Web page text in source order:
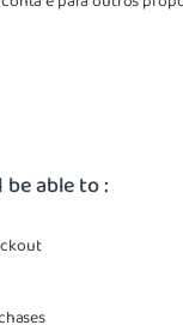
able to :